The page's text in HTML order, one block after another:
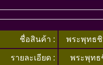
ชื่อสินค้า : พระพุทธชิ
รายละเอียด :
พระพุทธ